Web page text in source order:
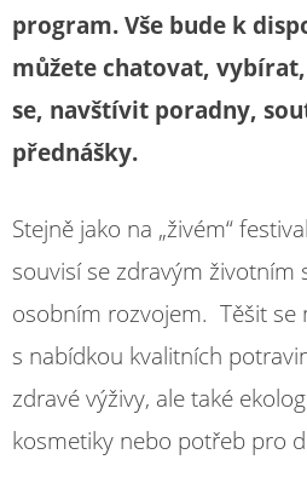
program. Vše bude k
můžete chatovat,
se, navštívit poradny,
přednášky.
Stejně jako na „živém“
souvisí se zdravým životním
osobním rozvojem. Těšit se
s nabídkou kvalitních
zdravé výživy, ale také
kosmetiky nebo potřeb pro